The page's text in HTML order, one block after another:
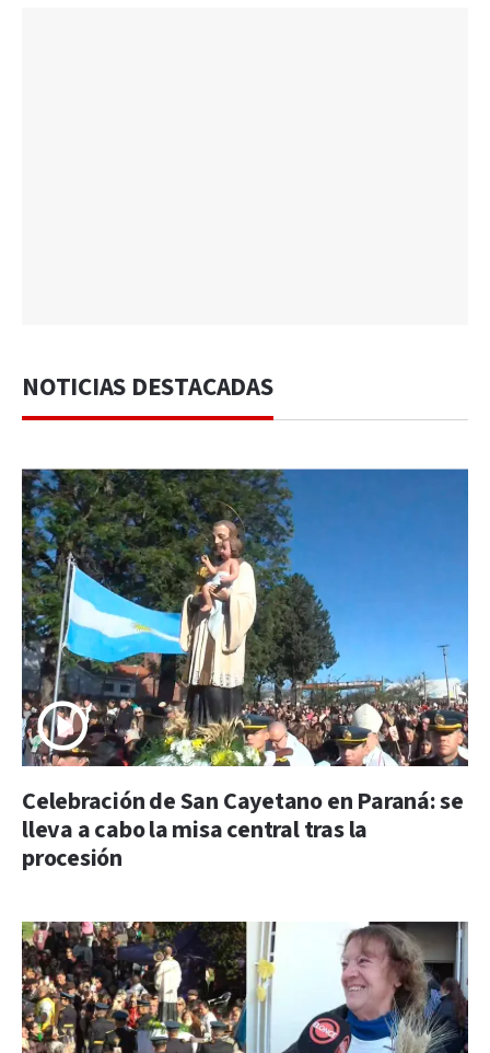
NOTICIAS DESTACADAS
Celebración de San Cayetano en Paraná: se
lleva a cabo la misa central tras la
procesión